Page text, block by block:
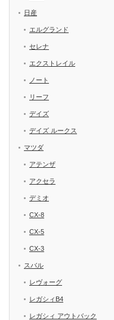
日産
エルグランド
セレナ
エクストレイル
ノート
リーフ
デイズ
デイズ ルークス
マツダ
アテンザ
アクセラ
デミオ
CX-8
CX-5
CX-3
スバル
レヴォーグ
レガシィB4
レガシィ アウトバック